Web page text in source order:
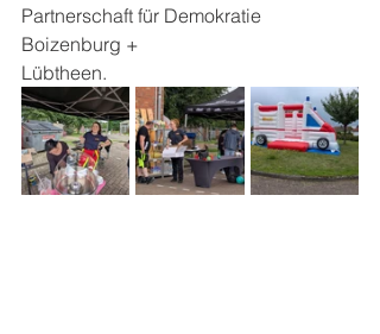
Partnerschaft für Demokratie
Boizenburg +
Lübtheen.